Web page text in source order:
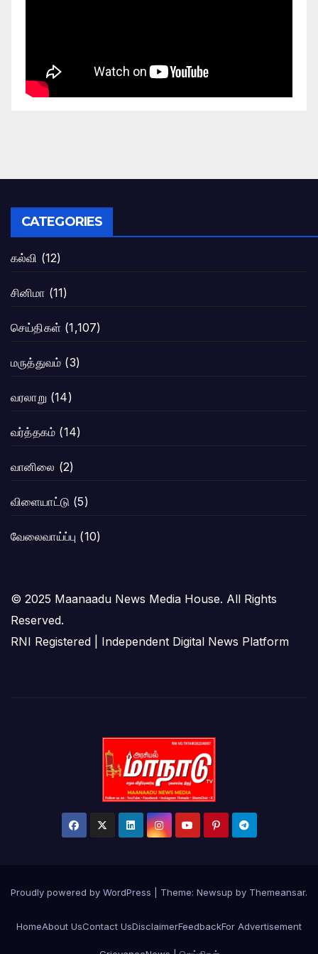
CATEGORIES
கல்வி (12)
சினிமா (11)
செய்திகள் (1,107)
மருத்துவம் (3)
வரலாறு (14)
வர்த்தகம் (14)
வானிலை (2)
விளையாட்டு (5)
வேலைவாய்ப்பு (10)
© 2025 Maanaadu News Media House. All Rights
Reserved.
RNI Registered | Independent Digital News Platform
Proudly powered by WordPress Theme: Newsup by Themeansar.
HomeAbout UsContact UsDisclaimerFeedbackFor Advertisement